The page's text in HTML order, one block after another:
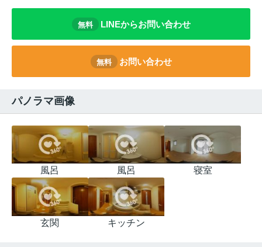
無料 LINEからお問い合わせ
無料 お問い合わせ
パノラマ画像
風呂 風呂 寝室
玄関 キッチン